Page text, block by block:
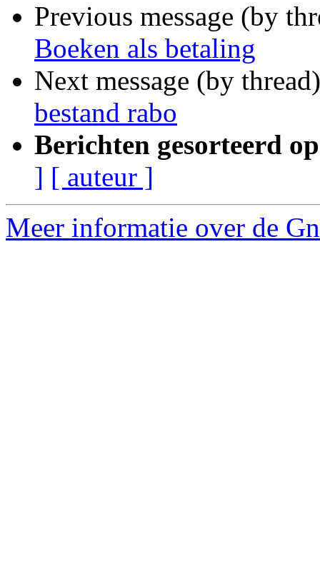
Previous message (by
Boeken als betaling
Next message (by
bestand rabo
Berichten gesorteerd
] [ auteur ]
Meer informatie over de